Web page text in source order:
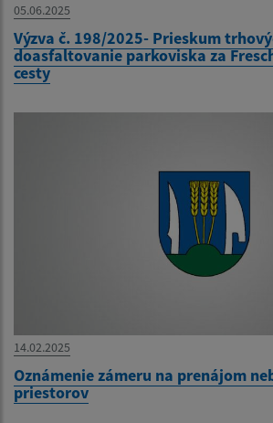
05.06.2025
Výzva č. 198/2025- Prieskum
doasfaltovanie parkoviska za
cesty
14.02.2025
Oznámenie zámeru na prenájom
priestorov